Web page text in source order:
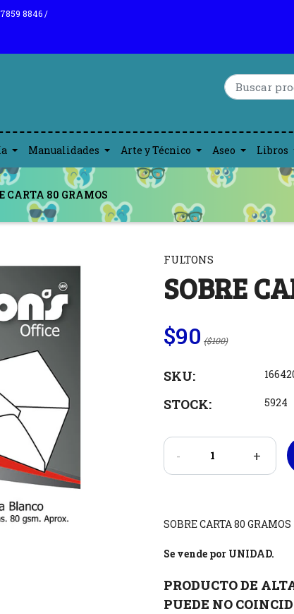
8846 /
Manualidades Arte y Técnico Aseo Libros
CARTA 80 GRAMOS
FULTONS
SOBRE
$90 ($100)
SKU:
STOCK: 5924
- +
SOBRE CARTA 80 GRAMOS
Se vende por UNIDAD.
PRODUCTO DE
PUEDE NO